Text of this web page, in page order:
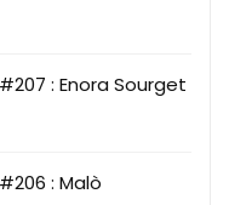
: Enora Sourget
: Malò